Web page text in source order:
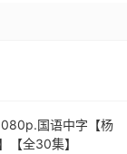
国语中字【杨
【全30集】